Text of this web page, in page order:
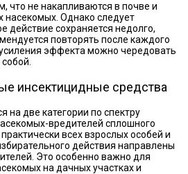
что не накапливаются в почве и
насекомых. Однако следует
действие сохраняется недолго,
повторять после каждого
эффекта можно чередовать
инсектицидные средства
на две категории по спектру
вредителей сплошного
всех взрослых особей и
действия направлены
Это особенно важно для
на дачных участках и